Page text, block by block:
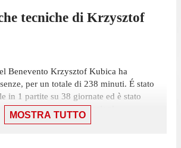
tecniche di Krzysztof
Benevento Krzysztof Kubica ha
per un totale di 238 minuti. É stato
in 1 partite su 38 giornate ed è stato
subentrato, in 13 occasioni.
MOSTRA TUTTO